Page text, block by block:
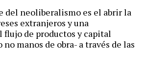
del neoliberalismo es el abrir la
extranjeros y una
de productos y capital
manos de obra- a través de las